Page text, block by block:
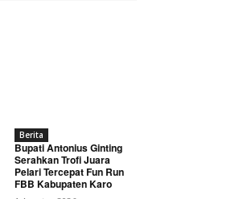
Berita
Bupati Antonius Ginting
Serahkan Trofi Juara
Pelari Tercepat Fun Run
FBB Kabupaten Karo